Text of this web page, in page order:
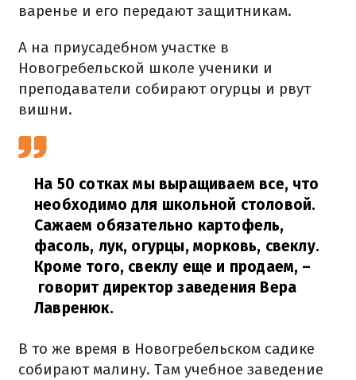
варенье и его передают защитникам.
А на приусадебном участке в
Новогребельской школе ученики и
преподаватели собирают огурцы и рвут
вишни.
На 50 сотках мы выращиваем все, что
необходимо для школьной столовой.
Сажаем обязательно картофель,
фасоль, лук, огурцы, морковь, свеклу.
Кроме того, свеклу еще и продаем, –
говорит директор заведения Вера
Лавренюк.
В то же время в Новогребельском садике
собирают малину. Там учебное заведение